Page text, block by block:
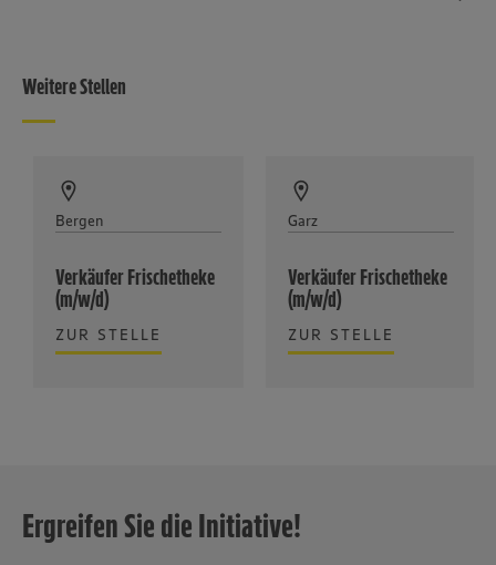
Weitere Stellen
Bergen
Verkäufer Frischetheke
(m/w/d)
ZUR STELLE
Garz
Verkäufer Frischetheke
(m/w/d)
ZUR STELLE
Ergreifen Sie die Initiative!